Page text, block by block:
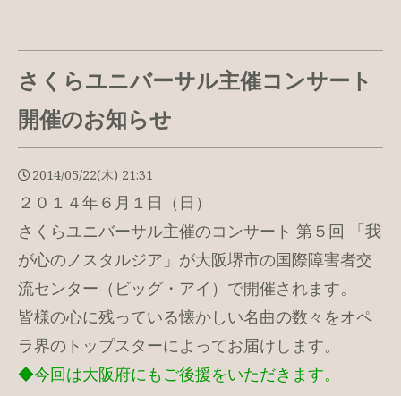
さくらユニバーサル主催コンサート
開催のお知らせ
2014/05/22(木) 21:31
２０１４年６月１日（日）
さくらユニバーサル主催のコンサート 第５回 「我
が心のノスタルジア」が大阪堺市の国際障害者交
流センター（ビッグ・アイ）で開催されます。
皆様の心に残っている懐かしい名曲の数々をオペ
ラ界のトップスターによってお届けします。
◆今回は大阪府にもご後援をいただきます。